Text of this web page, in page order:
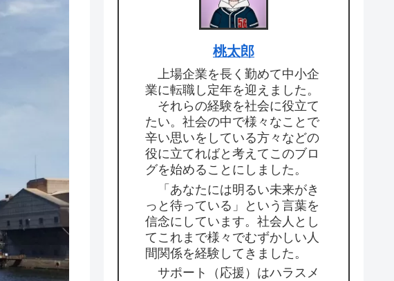
桃太郎
上場企業を長く勤めて中小企
業に転職し定年を迎えました。
それらの経験を社会に役立て
たい。社会の中で様々なことで
辛い思いをしている方々などの
役に立てればと考えてこのブロ
グを始めることにしました。
「あなたには明るい未来がき
っと待っている」という言葉を
信念にしています。社会人とし
てこれまで様々でむずかしい人
間関係を経験してきました。
サポート（応援）はハラスメ